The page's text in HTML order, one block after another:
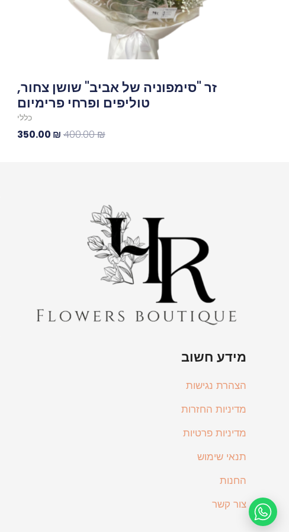
זר "סימפוניה של אביב" שושן צחור,
טוליפים ופרחי פרימיום
כללי
400.00₪
350.00 ₪
מידע חשוב
הצהרת נגישות
מדיניות החזרות
מדיניות פרטיות
תנאי שימוש
החנות
צור קשר